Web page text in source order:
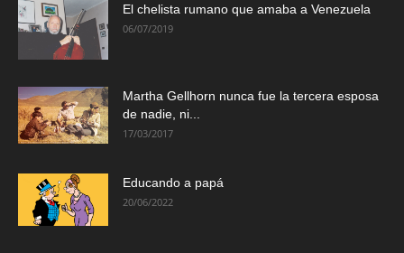
El chelista rumano que amaba a Venezuela
06/07/2019
Martha Gellhorn nunca fue la tercera esposa
de nadie, ni...
17/03/2017
Educando a papá
20/06/2022